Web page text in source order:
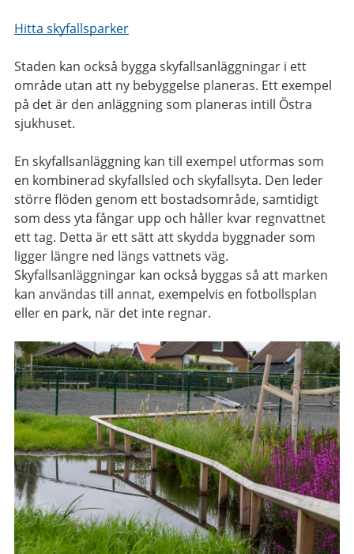
Hitta skyfallsparker
Staden kan också bygga skyfallsanläggningar i ett
område utan att ny bebyggelse planeras. Ett exempel
på det är den anläggning som planeras intill Östra
sjukhuset.
En skyfallsanläggning kan till exempel utformas som
en kombinerad skyfallsled och skyfallsyta. Den leder
större flöden genom ett bostadsområde, samtidigt
som dess yta fångar upp och håller kvar regnvattnet
ett tag. Detta är ett sätt att skydda byggnader som
ligger längre ned längs vattnets väg.
Skyfallsanläggningar kan också byggas så att marken
kan användas till annat, exempelvis en fotbollsplan
eller en park, när det inte regnar.